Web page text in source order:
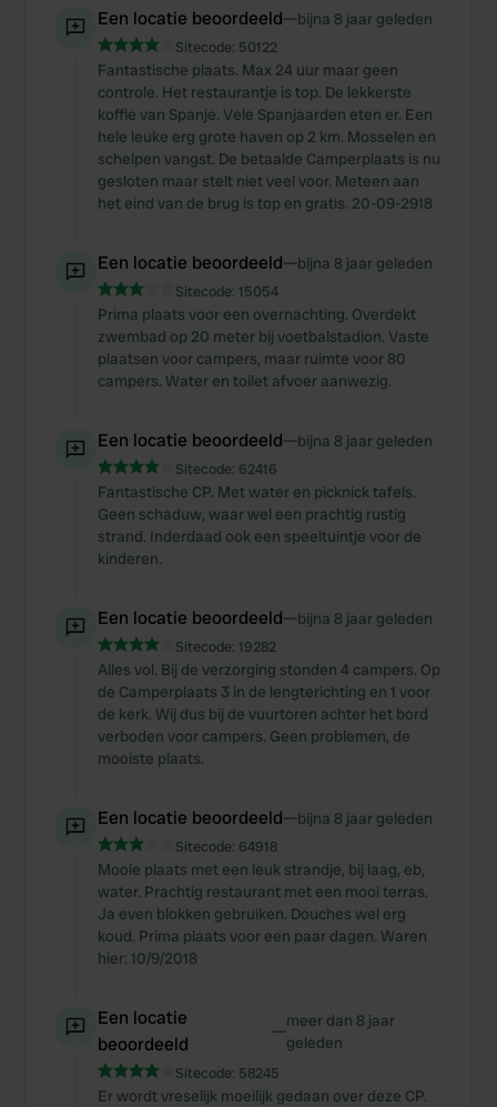
Een locatie beoordeeld—bijna 8 jaar geleden
Sitecode: 50122
Fantastische plaats. Max 24 uur maar geen
controle. Het restaurantje is top. De lekkerste
koffie van Spanje. Vele Spanjaarden eten er. Een
hele leuke erg grote haven op 2 km. Mosselen en
schelpen vangst. De betaalde Camperplaats is nu
gesloten maar stelt niet veel voor. Meteen aan
het eind van de brug is top en gratis. 20-09-2918
Een locatie beoordeeld—bijna 8 jaar geleden
Sitecode: 15054
Prima plaats voor een overnachting. Overdekt
zwembad op 20 meter bij voetbalstadion. Vaste
plaatsen voor campers, maar ruimte voor 80
campers. Water en toilet afvoer aanwezig.
Een locatie beoordeeld—bijna 8 jaar geleden
Sitecode: 62416
Fantastische CP. Met water en picknick tafels.
Geen schaduw, waar wel een prachtig rustig
strand. Inderdaad ook een speeltuintje voor de
kinderen.
Een locatie beoordeeld—bijna 8 jaar geleden
Sitecode: 19282
Alles vol. Bij de verzorging stonden 4 campers. Op
de Camperplaats 3 in de lengterichting en 1 voor
de kerk. Wij dus bij de vuurtoren achter het bord
verboden voor campers. Geen problemen, de
mooiste plaats.
Een locatie beoordeeld—bijna 8 jaar geleden
Sitecode: 64918
Mooie plaats met een leuk strandje, bij laag, eb,
water. Prachtig restaurant met een mooi terras.
Ja even blokken gebruiken. Douches wel erg
koud. Prima plaats voor een paar dagen. Waren
hier: 10/9/2018
Een locatie
beoordeeld
—meer dan 8 jaar
geleden
Sitecode: 58245
Er wordt vreselijk moeilijk gedaan over deze CP.